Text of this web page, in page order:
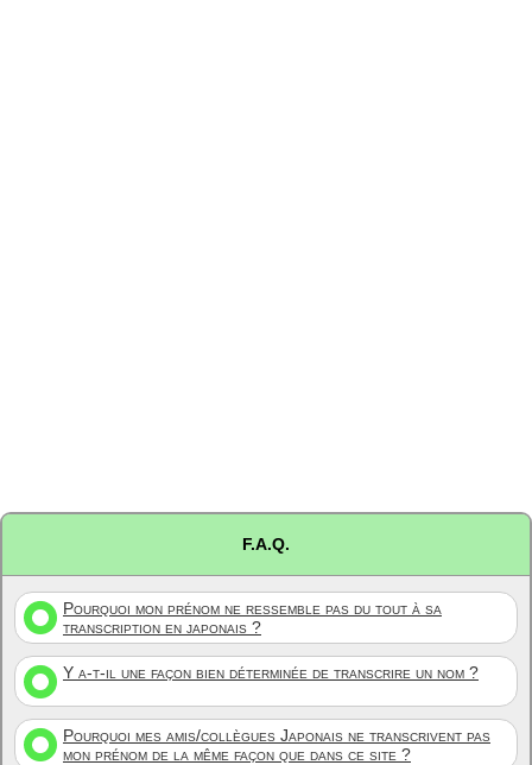
F.A.Q.
Pourquoi mon prénom ne ressemble pas du tout à sa
transcription en japonais ?
Y a-t-il une façon bien déterminée de transcrire un nom ?
Pourquoi mes amis/collègues Japonais ne transcrivent pas
mon prénom de la même façon que dans ce site ?